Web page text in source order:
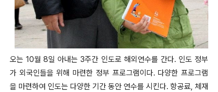
오는 10월 8일 아내는 3주간 인도로 해외연수를 간다. 인도 정부
가 외국인들을 위해 마련한 정부 프로그램이다. 다양한 프로그램
을 마련하여 인도는 다양한 기간 동안 연수를 시킨다. 항공료, 체재